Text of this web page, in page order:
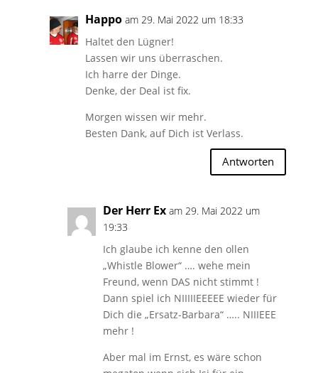
Happo am 29. Mai 2022 um 18:33
Haltet den Lügner!
Lassen wir uns überraschen.
Ich harre der Dinge.
Denke, der Deal ist fix.
Morgen wissen wir mehr.
Besten Dank, auf Dich ist Verlass.
Antworten
Der Herr Ex am 29. Mai 2022 um
19:33
Ich glaube ich kenne den ollen
„Whistle Blower“ …. wehe mein
Freund, wenn DAS nicht stimmt !
Dann spiel ich NIIIIIEEEEE wieder für
Dich die „Ersatz-Barbara“ ….. NIIIEEE
mehr !
Aber mal im Ernst, es wäre schon